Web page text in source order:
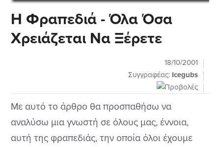
Η Φραπεδιά - Όλα Όσα
Χρειάζεται Να Ξέρετε
18/10/2001
Συγγραφέας: Icegubs
Με αυτό το άρθρο θα προσπαθήσω να
αναλύσω μια γνωστή σε όλους μας, έννοια,
αυτή της φραπεδιάς, την οποία όλοι έχουμε